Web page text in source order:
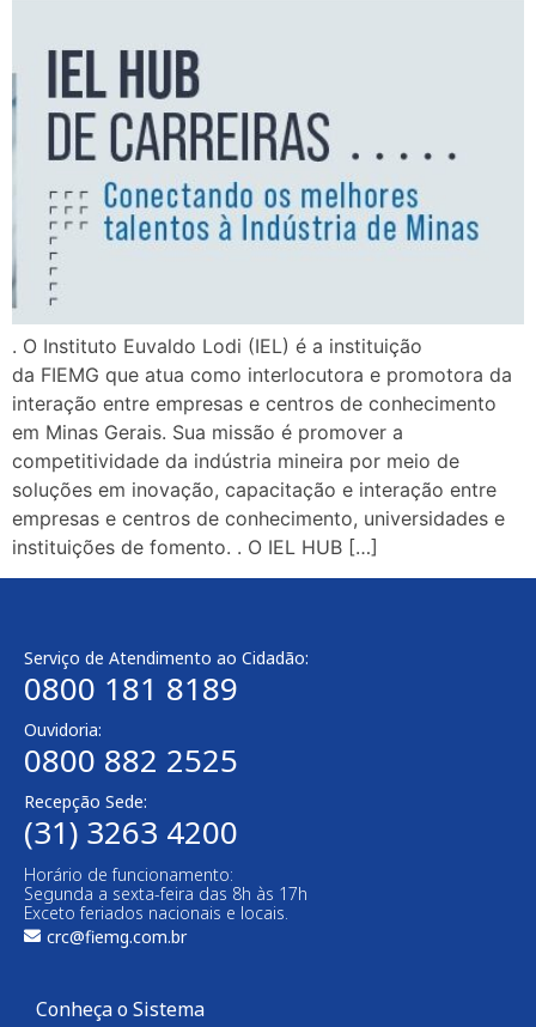
. O Instituto Euvaldo Lodi (IEL) é a instituição
da FIEMG que atua como interlocutora e promotora da
interação entre empresas e centros de conhecimento
em Minas Gerais. Sua missão é promover a
competitividade da indústria mineira por meio de
soluções em inovação, capacitação e interação entre
empresas e centros de conhecimento, universidades e
instituições de fomento. . O IEL HUB […]
Serviço de Atendimento ao Cidadão:
0800 181 8189
Ouvidoria:
0800 882 2525​
Recepção Sede:
(31) 3263 4200
Horário de funcionamento:
Segunda a sexta-feira das 8h às 17h
Exceto feriados nacionais e locais.
crc@fiemg.com.br
Conheça o Sistema